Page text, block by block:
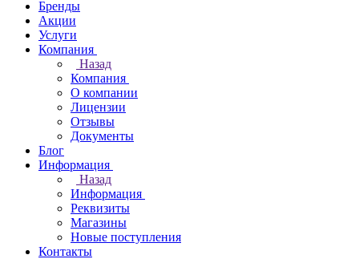
Бренды
Акции
Услуги
Компания
Назад
Компания
О компании
Лицензии
Отзывы
Документы
Блог
Информация
Назад
Информация
Реквизиты
Магазины
Новые поступления
Контакты